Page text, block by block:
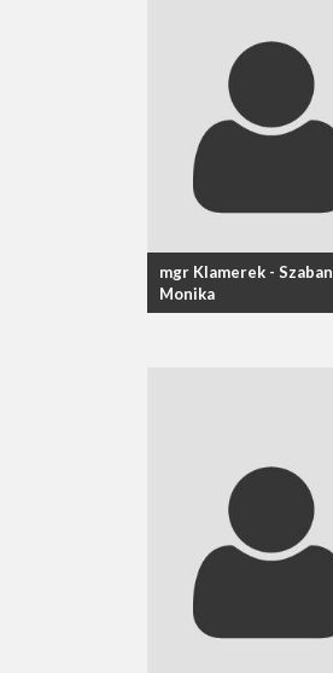
mgr Klamerek - Szaban
Monika